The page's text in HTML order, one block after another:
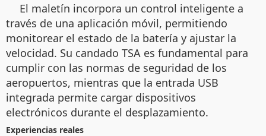
El maletín incorpora un control inteligente a
través de una aplicación móvil, permitiendo
monitorear el estado de la batería y ajustar la
velocidad. Su candado TSA es fundamental para
cumplir con las normas de seguridad de los
aeropuertos, mientras que la entrada USB
integrada permite cargar dispositivos
electrónicos durante el desplazamiento.
Experiencias reales